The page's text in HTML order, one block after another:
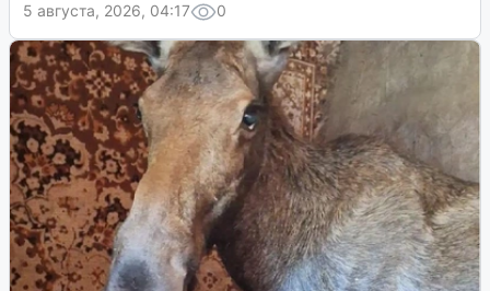
5 августа, 2026, 04:17
0